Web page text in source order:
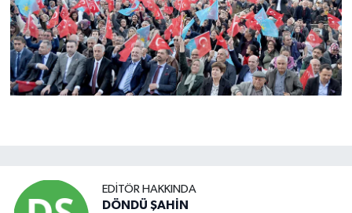
EDITÖR HAKKINDA
DÖNDÜ ŞAHİN